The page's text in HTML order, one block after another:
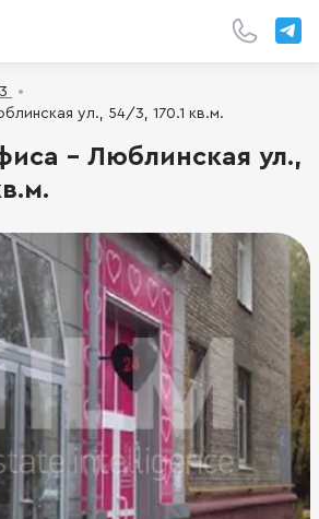
ул., 54/3, 170.1 кв.м.
- Люблинская ул.,